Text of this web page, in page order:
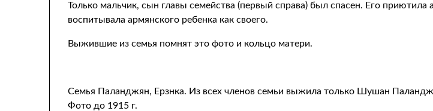
Только мальчик, сын главы семейства (первый справа) был спасен. Его
воспитывала армянского ребенка как своего.
Выжившие из семья помнят это фото и кольцо матери.
Семья Паланджян, Ерзнка. Из всех членов семьи выжила только Шушан
Фото до 1915 г.